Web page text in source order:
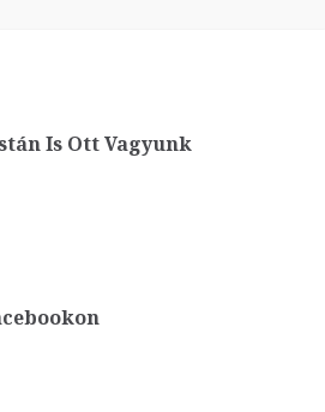
Is Ott Vagyunk